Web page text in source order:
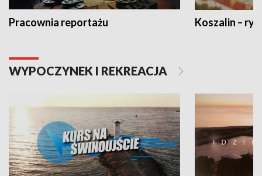
Pracownia reportażu Koszalin –
WYPOCZYNEK I REKREACJA